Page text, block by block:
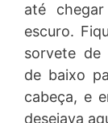
até
escuro.
sorvete de
de baixo
cabeça, e
desejava